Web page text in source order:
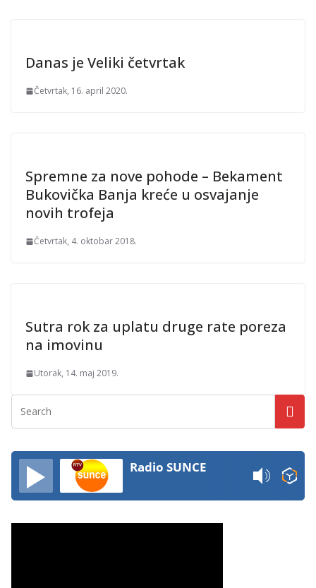
Danas je Veliki četvrtak
Četvrtak, 16. april 2020.
Spremne za nove pohode – Bekament
Bukovička Banja kreće u osvajanje
novih trofeja
Četvrtak, 4. oktobar 2018.
Sutra rok za uplatu druge rate poreza
na imovinu
Utorak, 14. maj 2019.
Radio SUNCE